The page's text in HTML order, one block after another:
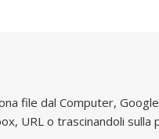
file dal Computer,
URL o trascinandoli sulla